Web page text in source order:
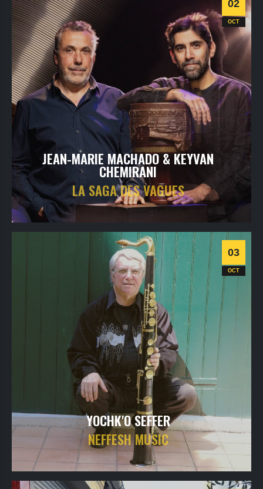
02
OCT
JEAN-MARIE MACHADO & KEYVAN
CHEMIRANI
LA SAGA DES VAGUES
- Le Triton
Informations Billetterie
World
03
OCT
YOCHK'O SEFFER
NEFFESH MUSIC
samedi oct2026- 20h30- Le Triton